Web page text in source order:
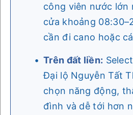
công viên nước lớn
cửa khoảng
cần đi cano hoặc
Trên đất liền:
Đại lộ Nguyễn Tất
chọn năng động,
đình và dễ tới hơn